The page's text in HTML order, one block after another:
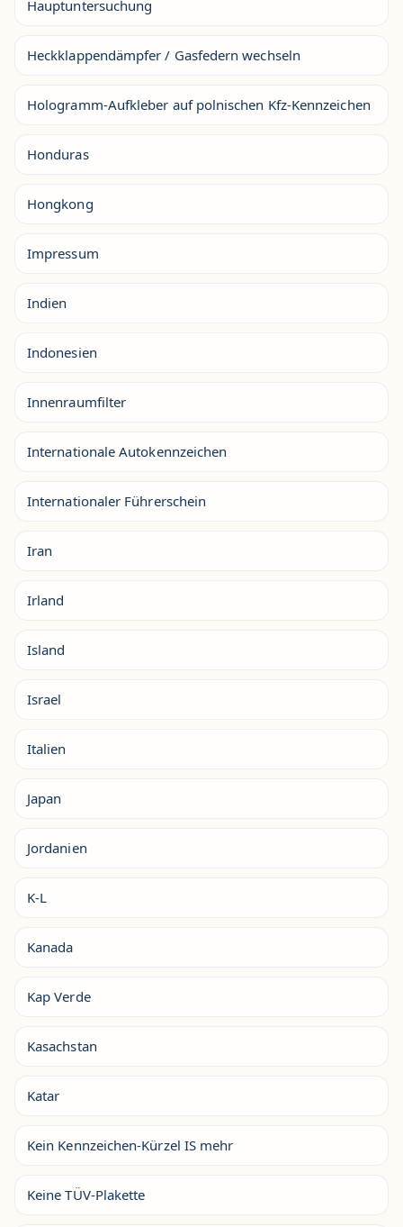
Hauptuntersuchung
Heckklappendämpfer / Gasfedern wechseln
Hologramm-Aufkleber auf polnischen Kfz-Kennzeichen
Honduras
Hongkong
Impressum
Indien
Indonesien
Innenraumfilter
Internationale Autokennzeichen
Internationaler Führerschein
Iran
Irland
Island
Israel
Italien
Japan
Jordanien
K-L
Kanada
Kap Verde
Kasachstan
Katar
Kein Kennzeichen-Kürzel IS mehr
Keine TÜV-Plakette